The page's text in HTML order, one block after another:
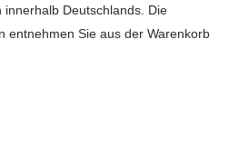
Deutschlands. Die
entnehmen Sie aus der Warenkorb